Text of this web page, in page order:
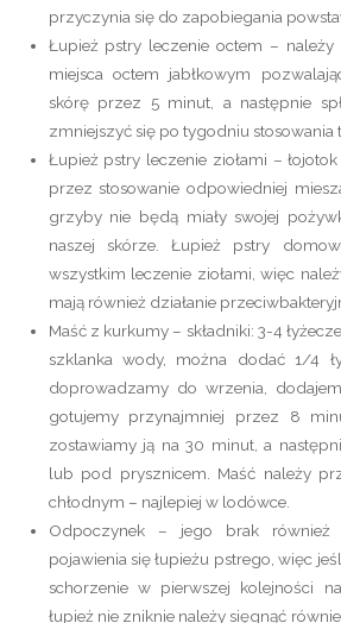
przyczynia się do zapobiegania
Łupież pstry leczenie octem – należy
miejsca octem jabłkowym
skórę przez 5 minut, a następnie
zmniejszyć się po tygodniu stosowania
Łupież pstry leczenie ziołami –
przez stosowanie odpowiedniej
grzyby nie będą miały swojej
naszej skórze. Łupież pstry
wszystkim leczenie ziołami, więc
mają również działanie
Maść z kurkumy – składniki: 3-4
szklanka wody, można dodać 1/4
doprowadzamy do wrzenia,
gotujemy przynajmniej przez 8
zostawiamy ją na 30 minut, a
lub pod prysznicem. Maść należy
chłodnym – najlepiej w lodówce.
Odpoczynek – jego brak również
pojawienia się łupieżu pstrego, więc
schorzenie w pierwszej kolejności
łupież nie zniknie należy sięgnąć